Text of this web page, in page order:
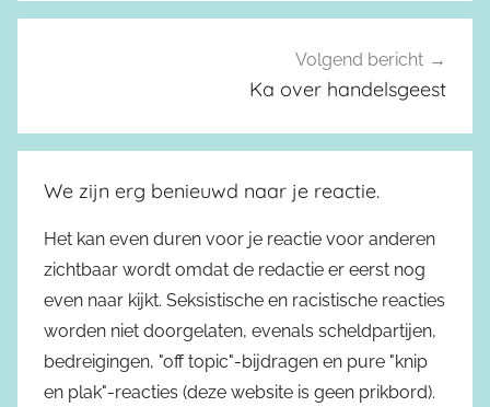
Volgend bericht
Ka over handelsgeest
We zijn erg benieuwd naar je reactie.
Het kan even duren voor je reactie voor anderen
zichtbaar wordt omdat de redactie er eerst nog
even naar kijkt. Seksistische en racistische reacties
worden niet doorgelaten, evenals scheldpartijen,
bedreigingen, "off topic"-bijdragen en pure "knip
en plak"-reacties (deze website is geen prikbord).